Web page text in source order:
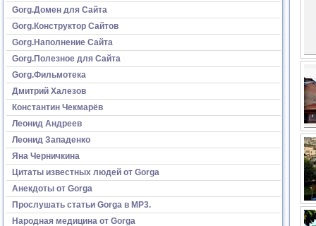
Gorg.Домен для Сайта
Gorg.Конструктор Сайтов
Gorg.Наполнение Сайта
Gorg.Полезное для Сайта
Gorg.Фильмотека
Дмитрий Халезов
Константин Чекмарёв
Леонид Андреев
Леонид Западенко
Яна Черничкина
Цитаты известных людей от Gorga
Анекдоты от Gorga
Прослушать статьи Gorga в МР3.
Народная медицина от Gorga